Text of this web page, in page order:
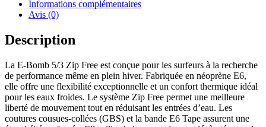
-
Rip
Informations complémentaires
Avis (0)
Description
La E-Bomb 5/3 Zip Free est conçue pour les surfeurs à la recherche
de performance même en plein hiver. Fabriquée en néoprène E6,
elle offre une flexibilité exceptionnelle et un confort thermique idéal
pour les eaux froides. Le système Zip Free permet une meilleure
liberté de mouvement tout en réduisant les entrées d’eau. Les
coutures cousues-collées (GBS) et la bande E6 Tape assurent une